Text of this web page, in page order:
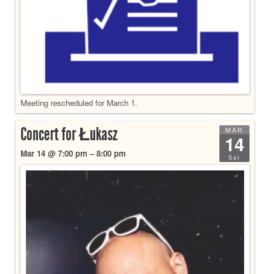
Meeting rescheduled for March 1.
MAR
14
Sat
Concert for Łukasz
Mar 14 @ 7:00 pm – 8:00 pm